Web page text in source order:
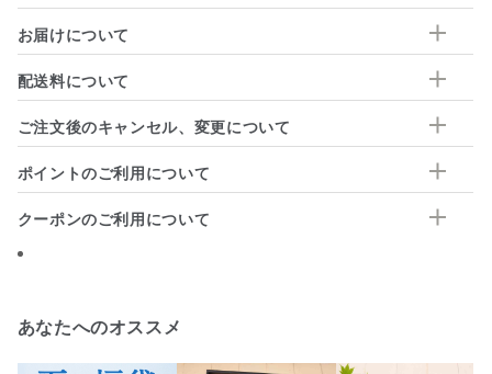
お届けについて
配送料について
ご注文後のキャンセル、変更について
ポイントのご利用について
クーポンのご利用について
あなたへのオススメ